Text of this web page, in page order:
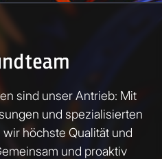
sind unser Antrieb: Mit
und spezialisierten
höchste Qualität und
und proaktiv